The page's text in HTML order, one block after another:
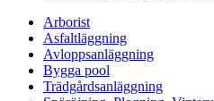
Arborist
Asfaltläggning
Avloppsanläggning
Bygga pool
Trädgårdsanläggning